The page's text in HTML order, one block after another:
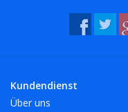
Kundendienst
Über uns